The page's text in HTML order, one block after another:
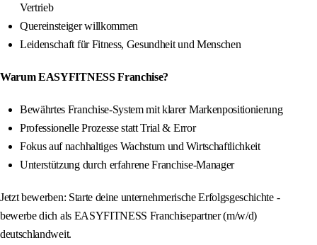
Vertrieb
Quereinsteiger willkommen
Leidenschaft für Fitness, Gesundheit und Menschen
Warum EASYFITNESS Franchise?
Bewährtes Franchise-System mit klarer Markenpositionierung
Professionelle Prozesse statt Trial & Error
Fokus auf nachhaltiges Wachstum und Wirtschaftlichkeit
Unterstützung durch erfahrene Franchise-Manager
Jetzt bewerben: Starte deine unternehmerische Erfolgsgeschichte -
bewerbe dich als EASYFITNESS Franchisepartner (m/w/d)
deutschlandweit.